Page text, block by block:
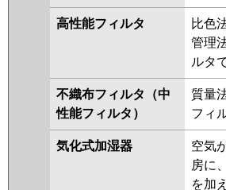
高性能フィルタ
比色
管理
ルタ
不織布フィルタ（中
性能フィルタ）
質量
フィ
気化式加湿器
空気
房に
を加